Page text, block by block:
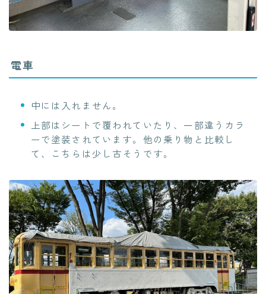
電車
中には入れません。
上部はシートで覆われていたり、一部違うカラ
ーで塗装されています。他の乗り物と比較し
て、こちらは少し古そうです。